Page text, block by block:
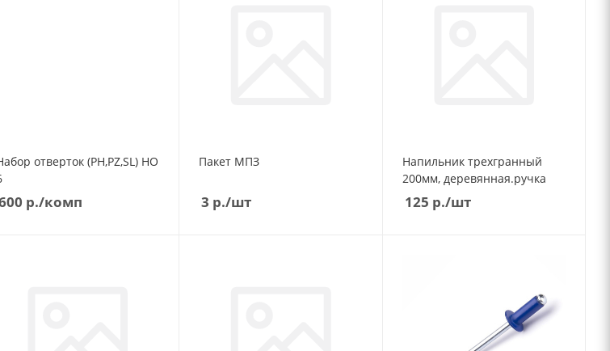
отверток (РН,PZ,SL) HO
р./комп
Пакет МПЗ
3 р./шт
Напильник трехгранный
200мм, деревянная.ручка
125 р./шт